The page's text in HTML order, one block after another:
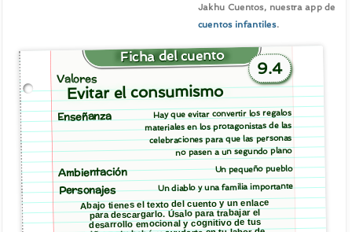
Jakhu Cuentos, nuestra app de
cuentos infantiles.
Ficha del cuento
9.4
Valores
Evitar el consumismo
Enseñanza Hay que evitar convertir los regalos
materiales en los protagonistas de las
celebraciones para que las personas
no pasen a un segundo plano
Ambientación Un pequeño pueblo
Personajes Un diablo y una familia importante
Abajo tienes el texto del cuento y un enlace
para descargarlo. Úsalo para trabajar el
desarrollo emocional y cognitivo de tus